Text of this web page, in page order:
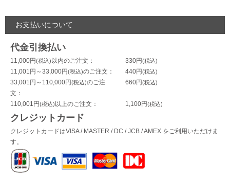
お支払いについて
代金引換払い
11,000円 以内のご注文：
330円
11,001円～33,000円
のご注文：
440円
33,001円～110,000円
のご注
文：
660円
110,001円 以上のご注文： 1,100円
クレジットカード
クレジットカードはVISA / MASTER / DC / JCB / AMEX をご利用いただけま
す。